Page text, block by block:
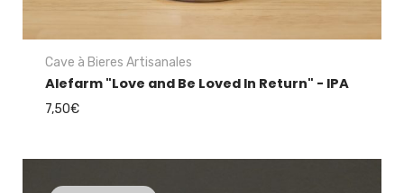
Cave à Bieres Artisanales
Alefarm "Love and Be Loved In Return" - IPA
7,50€